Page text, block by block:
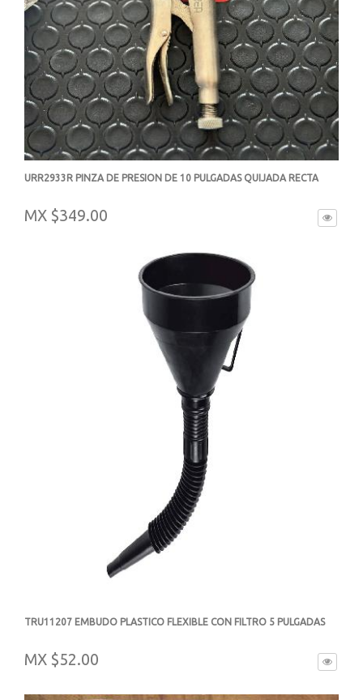
URR2933R PINZA DE PRESION DE 10 PULGADAS QUIJADA RECTA
MX $349.00
TRU11207 EMBUDO PLASTICO FLEXIBLE CON FILTRO 5 PULGADAS
MX $52.00